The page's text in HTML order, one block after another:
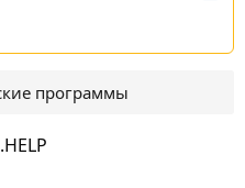
программы